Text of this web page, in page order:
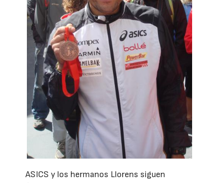
ASICS y los hermanos Llorens siguen